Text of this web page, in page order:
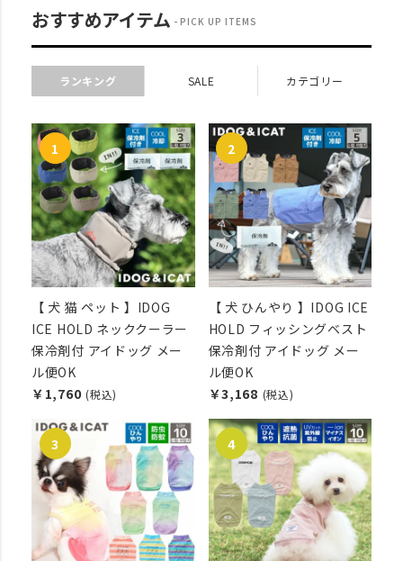
おすすめアイテム PICK UP ITEMS
ランキング SALE カテゴリー
【 犬 猫 ペット 】IDOG
ICE HOLD ネッククーラー
保冷剤付 アイドッグ メー
ル便OK
￥1,760 (税込)
【 犬 ひんやり 】IDOG ICE
HOLD フィッシングベスト
保冷剤付 アイドッグ メー
ル便OK
￥3,168 (税込)